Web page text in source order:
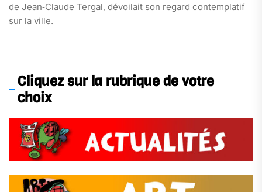
de Jean‑Claude Tergal, dévoilait son regard contemplatif
sur la ville.
Cliquez sur la rubrique de votre
choix